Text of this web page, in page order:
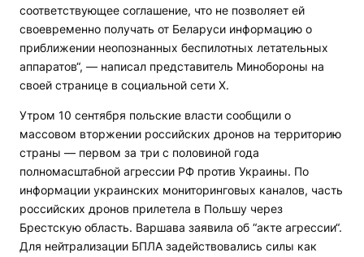
соответствующее соглашение, что не позволяет ей
своевременно получать от Беларуси информацию о
приближении неопознанных беспилотных летательных
аппаратов“, — написал представитель Минобороны на
своей странице в социальной сети Х.
Утром 10 сентября польские власти сообщили о
массовом вторжении российских дронов на территорию
страны — первом за три с половиной года
полномасштабной агрессии РФ против Украины. По
информации украинских мониторинговых каналов, часть
российских дронов прилетела в Польшу через
Брестскую область. Варшава заявила об “акте агрессии“.
Для нейтрализации БПЛА задействовались силы как